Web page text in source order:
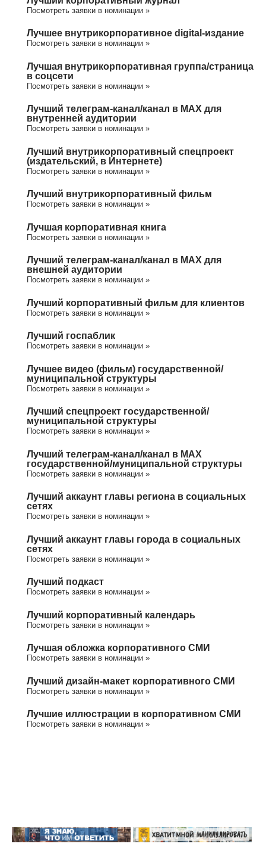
Посмотреть заявки в номинации »
Лучшее внутрикорпоративное digital-издание
Посмотреть заявки в номинации »
Лучшая внутрикорпоративная группа/cтраница
в соцсети
Посмотреть заявки в номинации »
Лучший телеграм-канал/канал в МАХ для
внутренней аудитории
Посмотреть заявки в номинации »
Лучший внутрикорпоративный спецпроект
(издательский, в Интернете)
Посмотреть заявки в номинации »
Лучший внутрикорпоративный фильм
Посмотреть заявки в номинации »
Лучшая корпоративная книга
Посмотреть заявки в номинации »
Лучший телеграм-канал/канал в МАХ для
внешней аудитории
Посмотреть заявки в номинации »
Лучший корпоративный фильм для клиентов
Посмотреть заявки в номинации »
Лучший госпаблик
Посмотреть заявки в номинации »
Лучшее видео (фильм) государственной/
муниципальной структуры
Посмотреть заявки в номинации »
Лучший спецпроект государственной/
муниципальной структуры
Посмотреть заявки в номинации »
Лучший телеграм-канал/канал в МАХ
государственной/муниципальной структуры
Посмотреть заявки в номинации »
Лучший аккаунт главы региона в социальных
сетях
Посмотреть заявки в номинации »
Лучший аккаунт главы города в социальных
сетях
Посмотреть заявки в номинации »
Лучший подкаст
Посмотреть заявки в номинации »
Лучший корпоративный календарь
Посмотреть заявки в номинации »
Лучшая обложка корпоративного СМИ
Посмотреть заявки в номинации »
Лучший дизайн-макет корпоративного СМИ
Посмотреть заявки в номинации »
Лучшие иллюстрации в корпоративном СМИ
Посмотреть заявки в номинации »